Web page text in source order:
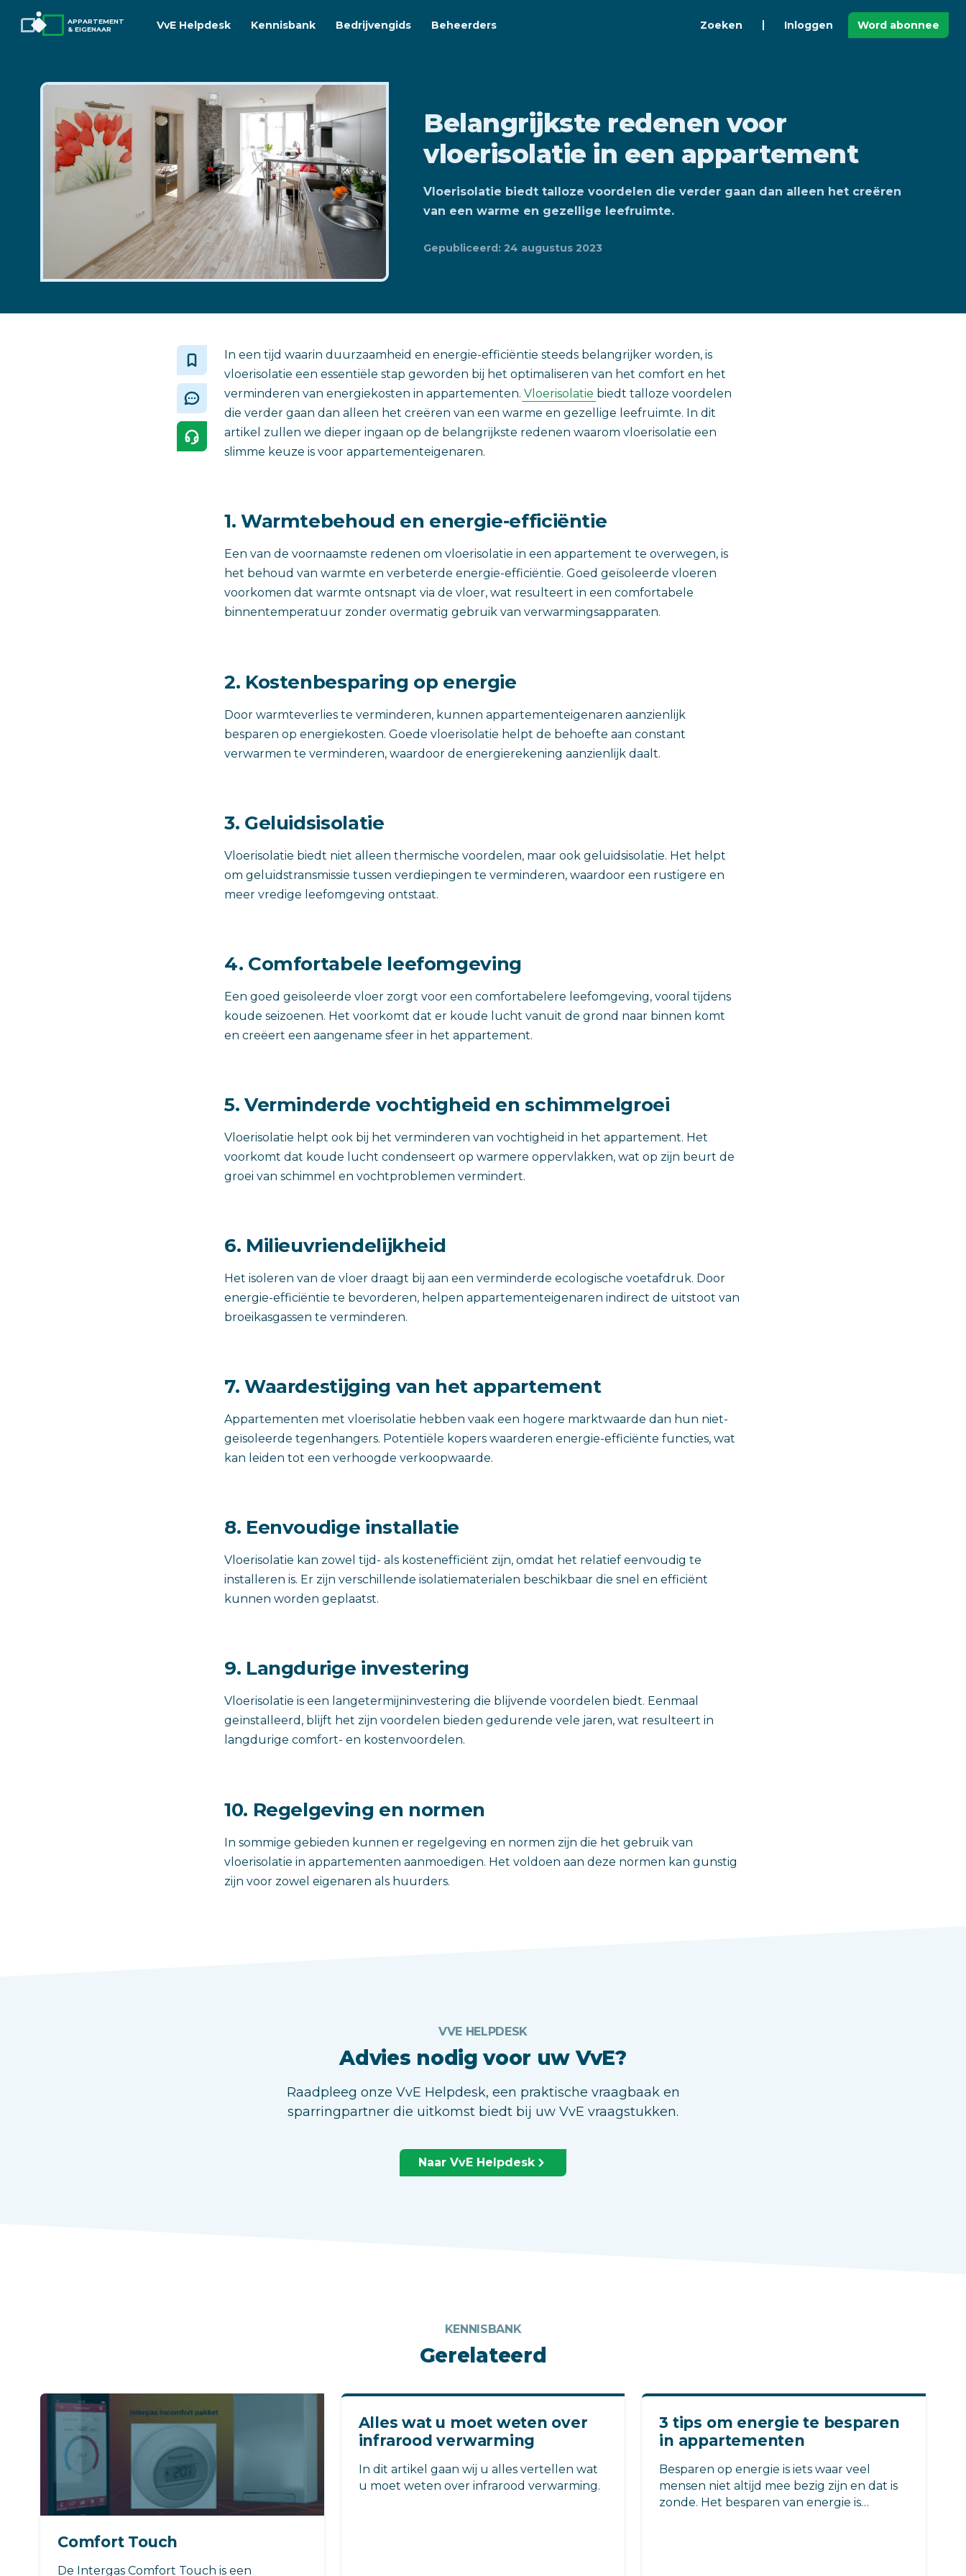
APPARTEMENT
& EIGENAAR
VvE Helpdesk Kennisbank Bedrijvengids Beheerders Zoeken Inloggen Word abonnee
Belangrijkste redenen voor
vloerisolatie in een appartement
Vloerisolatie biedt talloze voordelen die verder gaan dan alleen het creëren
van een warme en gezellige leefruimte.
Gepubliceerd: 24 augustus 2023
In een tijd waarin duurzaamheid en energie-efficiëntie steeds belangrijker worden, is
vloerisolatie een essentiële stap geworden bij het optimaliseren van het comfort en het
verminderen van energiekosten in appartementen. Vloerisolatie biedt talloze voordelen
die verder gaan dan alleen het creëren van een warme en gezellige leefruimte. In dit
artikel zullen we dieper ingaan op de belangrijkste redenen waarom vloerisolatie een
slimme keuze is voor appartementeigenaren.
1. Warmtebehoud en energie-efficiëntie
Een van de voornaamste redenen om vloerisolatie in een appartement te overwegen, is
het behoud van warmte en verbeterde energie-efficiëntie. Goed geïsoleerde vloeren
voorkomen dat warmte ontsnapt via de vloer, wat resulteert in een comfortabele
binnentemperatuur zonder overmatig gebruik van verwarmingsapparaten.
2. Kostenbesparing op energie
Door warmteverlies te verminderen, kunnen appartementeigenaren aanzienlijk
besparen op energiekosten. Goede vloerisolatie helpt de behoefte aan constant
verwarmen te verminderen, waardoor de energierekening aanzienlijk daalt.
3. Geluidsisolatie
Vloerisolatie biedt niet alleen thermische voordelen, maar ook geluidsisolatie. Het helpt
om geluidstransmissie tussen verdiepingen te verminderen, waardoor een rustigere en
meer vredige leefomgeving ontstaat.
4. Comfortabele leefomgeving
Een goed geïsoleerde vloer zorgt voor een comfortabelere leefomgeving, vooral tijdens
koude seizoenen. Het voorkomt dat er koude lucht vanuit de grond naar binnen komt
en creëert een aangename sfeer in het appartement.
5. Verminderde vochtigheid en schimmelgroei
Vloerisolatie helpt ook bij het verminderen van vochtigheid in het appartement. Het
voorkomt dat koude lucht condenseert op warmere oppervlakken, wat op zijn beurt de
groei van schimmel en vochtproblemen vermindert.
6. Milieuvriendelijkheid
Het isoleren van de vloer draagt bij aan een verminderde ecologische voetafdruk. Door
energie-efficiëntie te bevorderen, helpen appartementeigenaren indirect de uitstoot van
broeikasgassen te verminderen.
7. Waardestijging van het appartement
Appartementen met vloerisolatie hebben vaak een hogere marktwaarde dan hun niet-
geïsoleerde tegenhangers. Potentiële kopers waarderen energie-efficiënte functies, wat
kan leiden tot een verhoogde verkoopwaarde.
8. Eenvoudige installatie
Vloerisolatie kan zowel tijd- als kostenefficiënt zijn, omdat het relatief eenvoudig te
installeren is. Er zijn verschillende isolatiematerialen beschikbaar die snel en efficiënt
kunnen worden geplaatst.
9. Langdurige investering
Vloerisolatie is een langetermijninvestering die blijvende voordelen biedt. Eenmaal
geïnstalleerd, blijft het zijn voordelen bieden gedurende vele jaren, wat resulteert in
langdurige comfort- en kostenvoordelen.
10. Regelgeving en normen
In sommige gebieden kunnen er regelgeving en normen zijn die het gebruik van
vloerisolatie in appartementen aanmoedigen. Het voldoen aan deze normen kan gunstig
zijn voor zowel eigenaren als huurders.
VVE HELPDESK
Advies nodig voor uw VvE?
Raadpleeg onze VvE Helpdesk, een praktische vraagbaak en
sparringpartner die uitkomst biedt bij uw VvE vraagstukken.
Naar VvE Helpdesk
KENNISBANK
Gerelateerd
Comfort Touch
De Intergas Comfort Touch is een
Alles wat u moet weten over
infrarood verwarming
In dit artikel gaan wij u alles vertellen wat
u moet weten over infrarood verwarming.
3 tips om energie te besparen
in appartementen
Besparen op energie is iets waar veel
mensen niet altijd mee bezig zijn en dat is
zonde. Het besparen van energie is